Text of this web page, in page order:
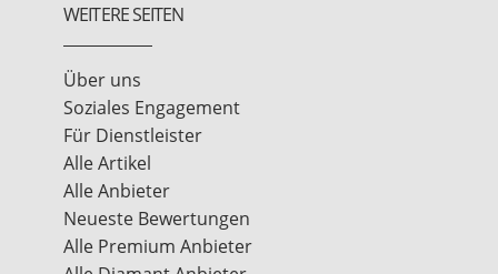
WEITERE SEITEN
Über uns
Soziales Engagement
Für Dienstleister
Alle Artikel
Alle Anbieter
Neueste Bewertungen
Alle Premium Anbieter